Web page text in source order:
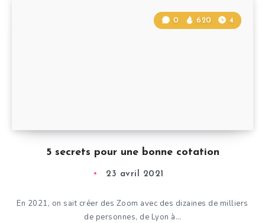
5 secrets pour une bonne cotation
0 620 4
23 avril 2021
En 2021, on sait créer des Zoom avec des dizaines de milliers
de personnes, de Lyon à…